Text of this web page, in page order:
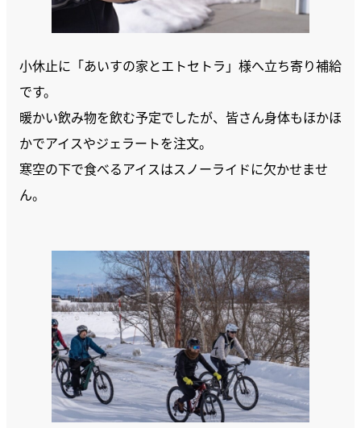
小休止に「あいすの家とエトセトラ」様へ立ち寄り補給
です。
暖かい飲み物を飲む予定でしたが、皆さん身体もほかほ
かでアイスやジェラートを注文。
寒空の下で食べるアイスはスノーライドに欠かせませ
ん。